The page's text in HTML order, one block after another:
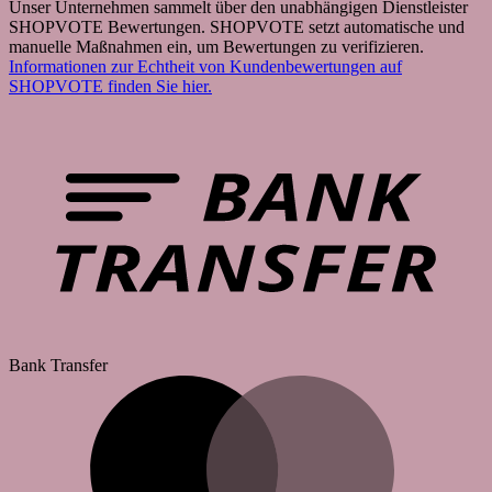
Unser Unternehmen sammelt über den unabhängigen Dienstleister
SHOPVOTE Bewertungen. SHOPVOTE setzt automatische und
manuelle Maßnahmen ein, um Bewertungen zu verifizieren.
Informationen zur Echtheit von Kundenbewertungen auf
SHOPVOTE finden Sie hier.
Bank Transfer